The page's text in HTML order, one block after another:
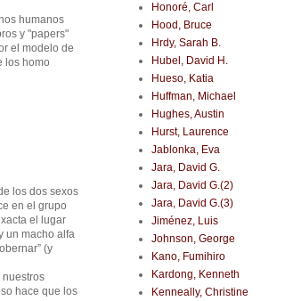
humanos
y "papers"
el modelo de
los homo
los dos sexos
en el grupo
el lugar
un macho alfa
(y
nuestros
hace que los
Honoré, Carl
Hood, Bruce
Hrdy, Sarah B.
Hubel, David H.
Hueso, Katia
Huffman, Michael
Hughes, Austin
Hurst, Laurence
Jablonka, Eva
Jara, David G.
Jara, David G.(2)
Jara, David G.(3)
Jiménez, Luis
Johnson, George
Kano, Fumihiro
Kardong, Kenneth
Kenneally, Christine